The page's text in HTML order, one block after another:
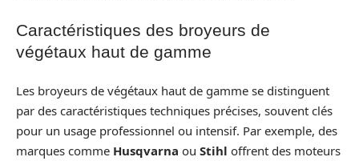
Caractéristiques des broyeurs de
végétaux haut de gamme
Les broyeurs de végétaux haut de gamme se distinguent
par des caractéristiques techniques précises, souvent clés
pour un usage professionnel ou intensif. Par exemple, des
marques comme Husqvarna ou Stihl offrent des moteurs